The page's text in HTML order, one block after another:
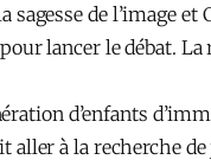
de l’image et
lancer le débat. La
d’enfants
à la recherche de